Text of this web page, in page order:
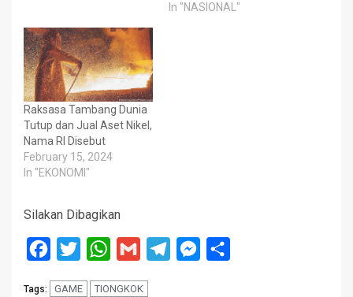
In "NASIONAL"
Raksasa Tambang Dunia
Tutup dan Jual Aset Nikel,
Nama RI Disebut
February 15, 2024
In "EKONOMI"
Silakan Dibagikan
Facebook
Twitter WhatsApp
Gmail TelegramMessenger
Tags: GAME TIONGKOK